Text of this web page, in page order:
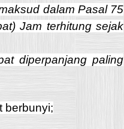
dalam Pasal 75
Jam terhitung sejak
diperpanjang paling
berbunyi;